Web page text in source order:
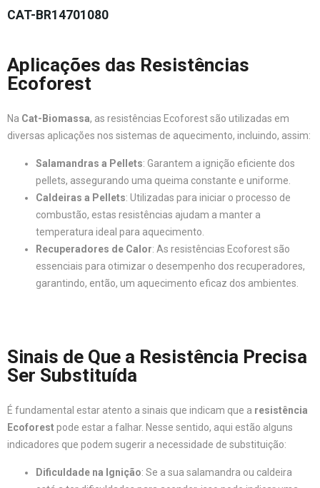
CAT-BR14701080
Aplicações das Resistências
Ecoforest
Na Cat-Biomassa, as resistências Ecoforest são utilizadas em
diversas aplicações nos sistemas de aquecimento, incluindo, assim:
Salamandras a Pellets: Garantem a ignição eficiente dos
pellets, assegurando uma queima constante e uniforme.
Caldeiras a Pellets: Utilizadas para iniciar o processo de
combustão, estas resistências ajudam a manter a
temperatura ideal para aquecimento.
Recuperadores de Calor: As resistências Ecoforest são
essenciais para otimizar o desempenho dos recuperadores,
garantindo, então, um aquecimento eficaz dos ambientes.
Sinais de Que a Resistência Precisa
Ser Substituída
É fundamental estar atento a sinais que indicam que a resistência
Ecoforestpode estar a falhar. Nesse sentido, aqui estão alguns
indicadores que podem sugerir a necessidade de substituição:
Dificuldade na Ignição: Se a sua salamandra ou caldeira